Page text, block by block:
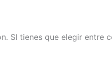
SI tienes que elegir entre